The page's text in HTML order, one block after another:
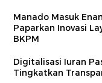
Manado Masuk
Paparkan Inovasi
BKPM
Digitalisasi Iuran
Tingkatkan